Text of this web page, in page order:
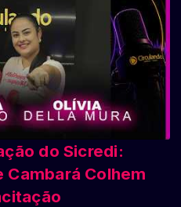
do Sicredi:
Cambará Colhem